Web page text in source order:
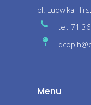
pl. Ludwika
tel. 71
Menu